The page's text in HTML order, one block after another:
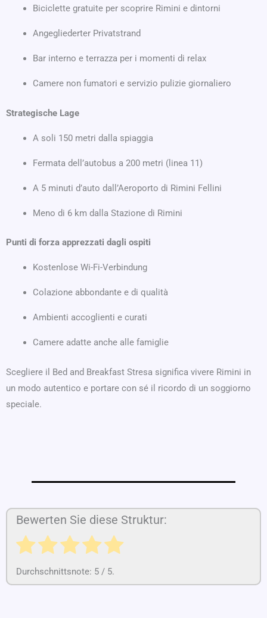
Biciclette gratuite per scoprire Rimini e dintorni
Angegliederter Privatstrand
Bar interno e terrazza per i momenti di relax
Camere non fumatori e servizio pulizie giornaliero
Strategische Lage
A soli 150 metri dalla spiaggia
Fermata dell’autobus a 200 metri (linea 11)
A 5 minuti d’auto dall’Aeroporto di Rimini Fellini
Meno di 6 km dalla Stazione di Rimini
Punti di forza apprezzati dagli ospiti
Kostenlose Wi-Fi-Verbindung
Colazione abbondante e di qualità
Ambienti accoglienti e curati
Camere adatte anche alle famiglie
Scegliere il Bed and Breakfast Stresa significa vivere Rimini in
un modo autentico e portare con sé il ricordo di un soggiorno
speciale.
Bewerten Sie diese Struktur:
Durchschnittsnote: 5 / 5.